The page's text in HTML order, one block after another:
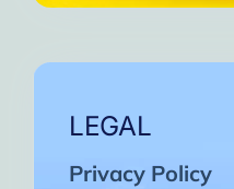
LEGAL
Privacy Policy